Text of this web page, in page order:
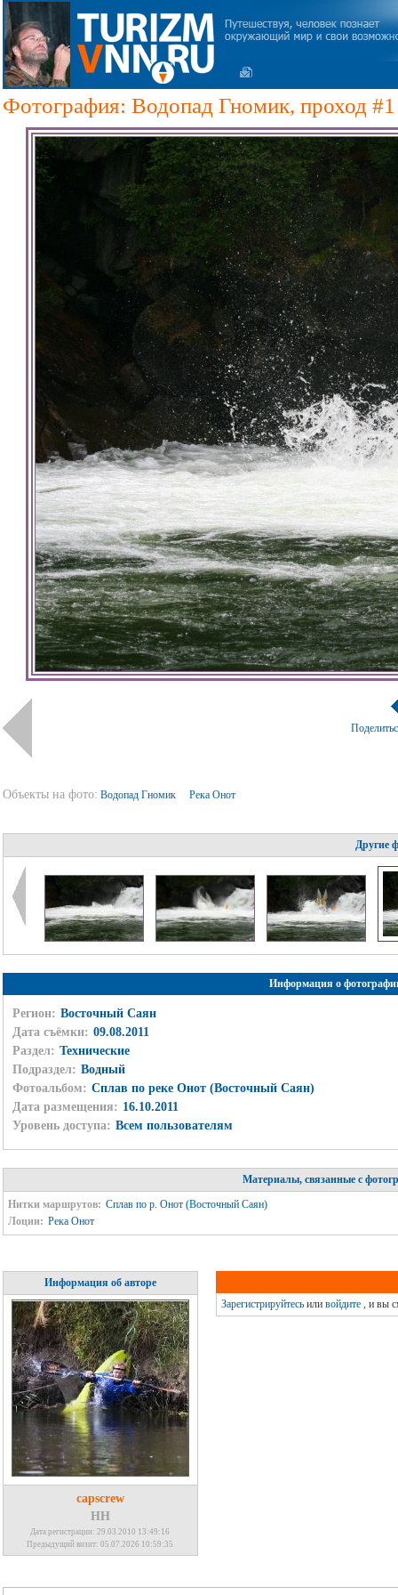
Фотография: Водопад Гномик, проход
Объекты на фото: Водопад Гномик Река Онот
Другие
Информация о
Регион: Восточный Саян
Дата съёмки: 09.08.2011
Раздел: Технические
Подраздел: Водный
Фотоальбом: Сплав по реке Онот (Восточный Саян)
Дата размещения: 16.10.2011
Уровень доступа: Всем пользователям
Материалы, связанные с
Нитки маршрутов: Сплав по р. Онот (Восточный Саян)
Лоции: Река Онот
Информация об авторе
capscrew
НН
Дата регистрации: 29.03.2010 13:49:16
Предыдущий визит: 05.07.2026 10:59:35
Зарегистрируйтесьили войдите, и вы